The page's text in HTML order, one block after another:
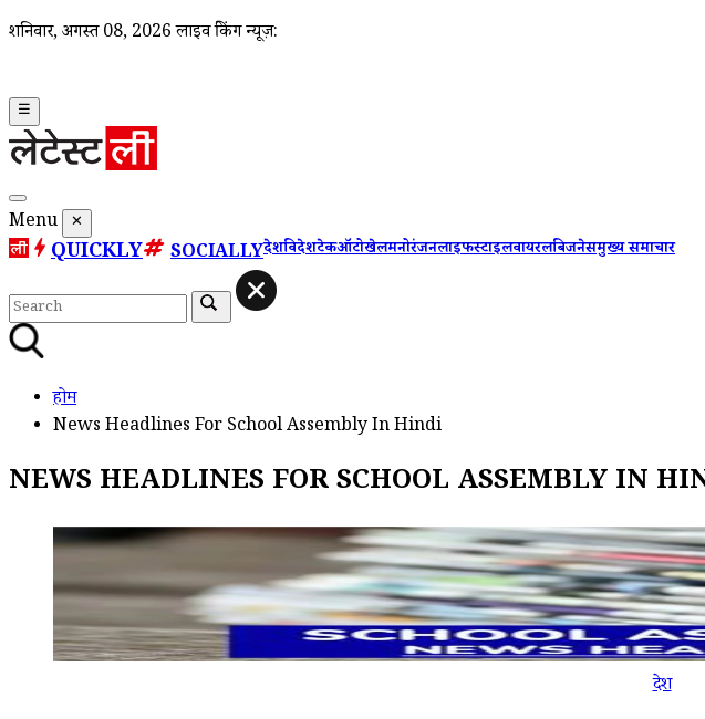
शनिवार, अगस्त 08, 2026 लाइव ब्रेकिंग न्यूज़:
☰
Menu ✕
QUICKLY SOCIALLYदेशविदेशटेकऑटोखेलमनोरंजनलाइफस्टाइलवायरलबिजनेसमुख्य समाचार
होम
News Headlines For School Assembly In Hindi
NEWS HEADLINES FOR SCHOOL ASSEMBLY IN
देश